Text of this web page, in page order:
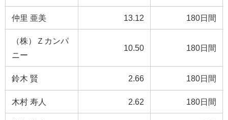
仲里 亜美 13.12 180日間
（株）Ｚカンパ
ニー
10.50 180日間
鈴木 賢 2.66 180日間
木村 寿人 2.62 180日間